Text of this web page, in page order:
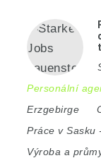
Personální
Erzgebirge
Práce v Sasku
Výroba a